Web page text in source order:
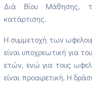
Διά Βίου Μάθησης,
κατάρτισης.
Η συμμετοχή των
είναι υποχρεωτική για
ετών, ενώ για τους
είναι προαιρετική. Η